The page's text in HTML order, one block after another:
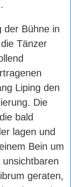
der Bühne in
Tänzer
Liping den
Die
bald
lagen und
Bein um
geraten,